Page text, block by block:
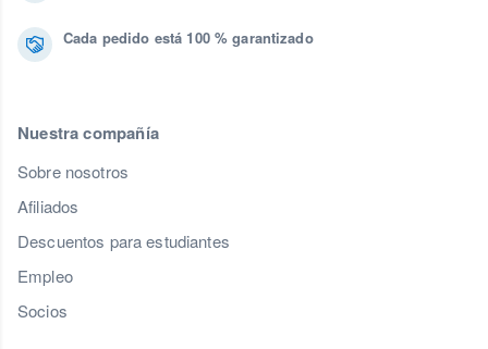
Cada pedido está 100 % garantizado
Nuestra compañía
Sobre nosotros
Afiliados
Descuentos para estudiantes
Empleo
Socios